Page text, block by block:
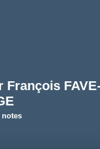
François
notes